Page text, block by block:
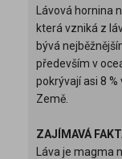
Lávová hornina
která vzniká z
bývá
především v
pokrývají asi 8
Země.
ZAJÍMAVÁ
Láva je magma